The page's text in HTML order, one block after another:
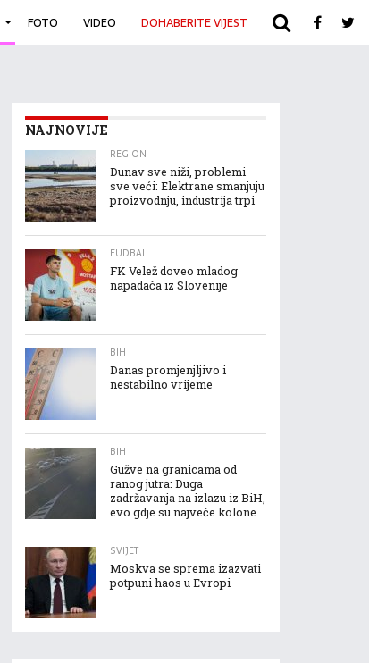
FOTO VIDEO DOHABERITE VIJEST ARHIVA
NAJNOVIJE
REGION
Dunav sve niži, problemi
sve veći: Elektrane smanjuju
proizvodnju, industrija trpi
FUDBAL
FK Velež doveo mladog
napadača iz Slovenije
BIH
Danas promjenjljivo i
nestabilno vrijeme
BIH
Gužve na granicama od
ranog jutra: Duga
zadržavanja na izlazu iz BiH,
evo gdje su najveće kolone
SVIJET
Moskva se sprema izazvati
potpuni haos u Evropi